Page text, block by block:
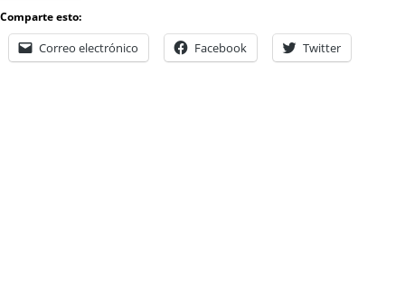
Comparte esto:
Correo electrónico Facebook Twitter